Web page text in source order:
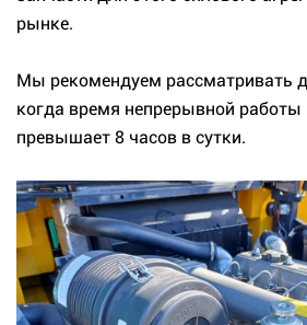
рынке.
Мы рекомендуем рассматривать
когда время непрерывной работы
превышает 8 часов в сутки.